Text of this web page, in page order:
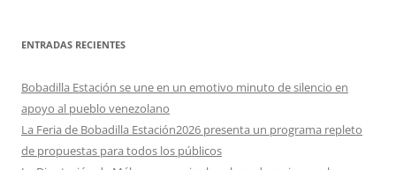
ENTRADAS RECIENTES
Bobadilla Estación se une en un emotivo minuto de silencio en
apoyo al pueblo venezolano
La Feria de Bobadilla Estación2026 presenta un programa repleto
de propuestas para todos los públicos